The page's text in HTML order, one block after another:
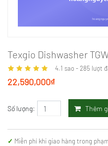
Texgio Dishwasher
4.1 sao -285 lượt
22,590,000₫
Số lượng: Thêm
Miễn phí khi giao hàng trong